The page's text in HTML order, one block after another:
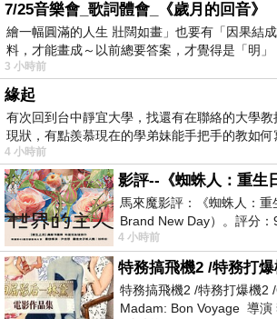
7/25音樂會_歌詞體會_《歲月的回音》
繪一幅圓滿的人生 壯闊如畫」也要有「因果結
料，才能畫成～以前總要答案，才覺得是「明
在教
3 小時前
緣起
有次回到台中靜宜大學，找還有在聯絡的大學
現狀，有點羨慕現在的學弟妹能手把手的教如
4 小時前
馬來魔影評：《蜘蛛人：
Brand New Day）。評分
之】：一個失去一切的英雄
4 小時前
特務搞飛機2 /特務打爆機2
Madam: Bon Voyage 導演